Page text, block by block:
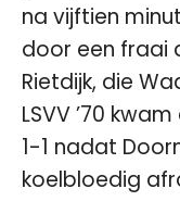
na vijftien
door een fraai
Rietdijk, die
LSVV ’70
1-1 nadat
koelbloedig